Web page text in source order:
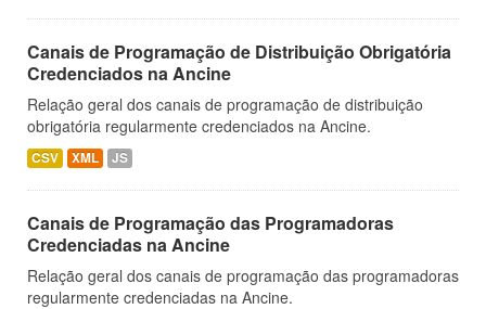
Canais de Programação de Distribuição Obrigatória
Credenciados na Ancine
Relação geral dos canais de programação de distribuição
obrigatória regularmente credenciados na Ancine.
CSV XML JS
Canais de Programação das Programadoras
Credenciadas na Ancine
Relação geral dos canais de programação das programadoras
regularmente credenciadas na Ancine.